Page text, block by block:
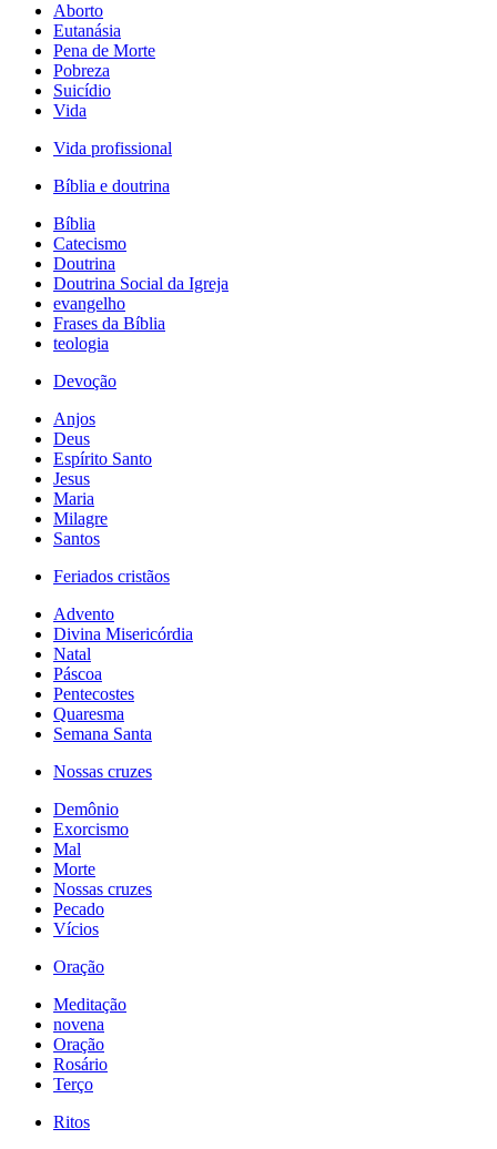
Aborto
Eutanásia
Pena de Morte
Pobreza
Suicídio
Vida
Vida profissional
Bíblia e doutrina
Bíblia
Catecismo
Doutrina
Doutrina Social da Igreja
evangelho
Frases da Bíblia
teologia
Devoção
Anjos
Deus
Espírito Santo
Jesus
Maria
Milagre
Santos
Feriados cristãos
Advento
Divina Misericórdia
Natal
Páscoa
Pentecostes
Quaresma
Semana Santa
Nossas cruzes
Demônio
Exorcismo
Mal
Morte
Nossas cruzes
Pecado
Vícios
Oração
Meditação
novena
Oração
Rosário
Terço
Ritos